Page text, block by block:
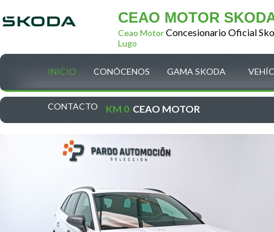
CEAO MOTOR
Ceao MotorConcesionario Oficial
Lugo
INICIO CONÓCENOS GAMA SKODA
CONTACTO KM 0 CEAO MOTOR